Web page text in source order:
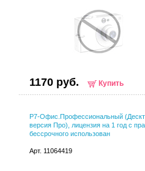
1170 руб. Купить
Р7-Офис.Профессиональный
версия Про), лицензия на 1 год с
бессрочного использован
Арт. 11064419